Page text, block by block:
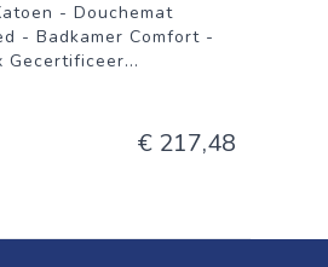
- Douchemat
- Badkamer Comfort -
Gecertificeer...
€ 217,48